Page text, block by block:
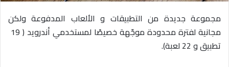
ت
ر
مجموعة جديدة من التطبيقات و الألعاب المدفوعة ولكن
تطبيق و 22 لعبة).